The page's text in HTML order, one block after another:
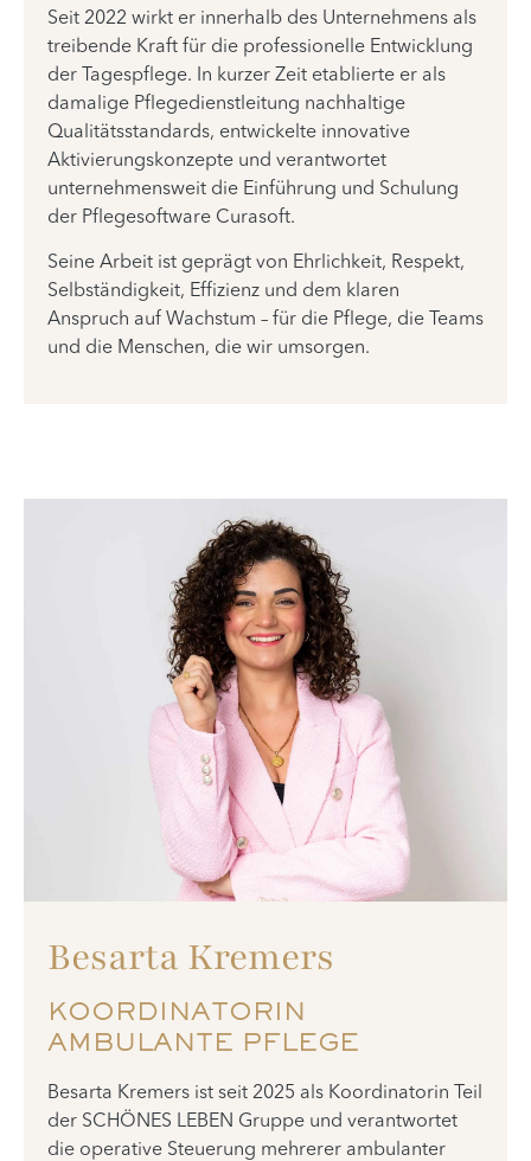
Seit 2022 wirkt er innerhalb des Unternehmens als
treibende Kraft für die professionelle Entwicklung
der Tagespflege. In kurzer Zeit etablierte er als
damalige Pflegedienstleitung nachhaltige
Qualitätsstandards, entwickelte innovative
Aktivierungskonzepte und verantwortet
unternehmensweit die Einführung und Schulung
der Pflegesoftware Curasoft.
Seine Arbeit ist geprägt von Ehrlichkeit, Respekt,
Selbständigkeit, Effizienz und dem klaren
Anspruch auf Wachstum – für die Pflege, die Teams
und die Menschen, die wir umsorgen.
Besarta Kremers
KOORDINATORIN
AMBULANTE PFLEGE
Besarta Kremers ist seit 2025 als Koordinatorin Teil
der SCHÖNES LEBEN Gruppe und verantwortet
die operative Steuerung mehrerer ambulanter